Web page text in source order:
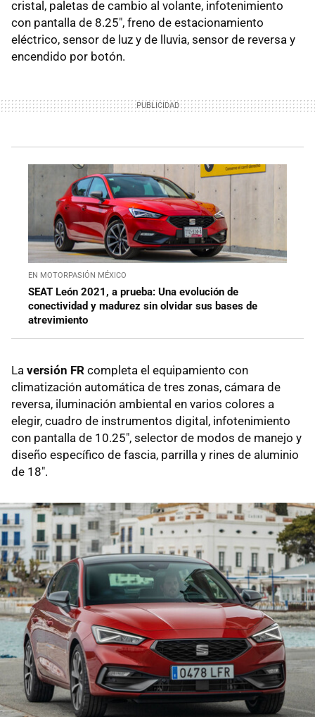
cristal, paletas de cambio al volante, infotenimiento
con pantalla de 8.25", freno de estacionamiento
eléctrico, sensor de luz y de lluvia, sensor de reversa y
encendido por botón.
EN MOTORPASIÓN MÉXICO
SEAT León 2021, a prueba: Una evolución de
conectividad y madurez sin olvidar sus bases de
atrevimiento
La versión FR completa el equipamiento con
climatización automática de tres zonas, cámara de
reversa, iluminación ambiental en varios colores a
elegir, cuadro de instrumentos digital, infotenimiento
con pantalla de 10.25", selector de modos de manejo y
diseño específico de fascia, parrilla y rines de aluminio
de 18".